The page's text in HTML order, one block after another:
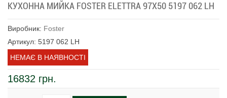
КУХОННА МИЙКА FOSTER ELETTRA 97X50 5197 062 LH
Виробник: Foster
Артикул: 5197 062 LH
НЕМАЄ В НАЯВНОСТІ
16832 грн.